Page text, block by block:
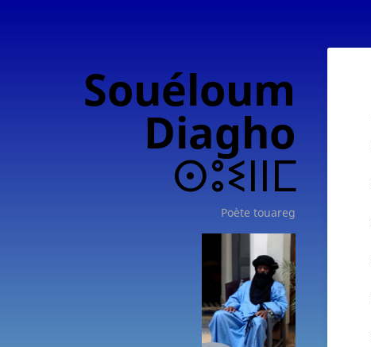
Souéloum
Diagho
ⵙⵓⵉⵏⵏⵎ
Poète touareg